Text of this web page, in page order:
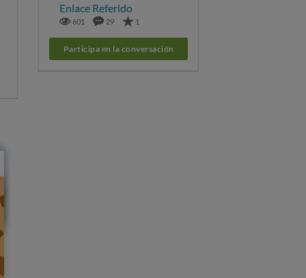
Enlace Referido
601 29 1
Participa en la conversación